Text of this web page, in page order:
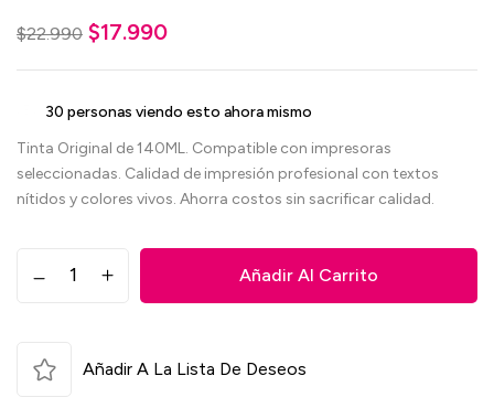
$22.990 $17.990
35 personas viendo esto ahora mismo
Tinta Original de 140ML. Compatible con impresoras
seleccionadas. Calidad de impresión profesional con textos
nítidos y colores vivos. Ahorra costos sin sacrificar calidad.
Añadir Al Carrito
Añadir A La Lista De Deseos